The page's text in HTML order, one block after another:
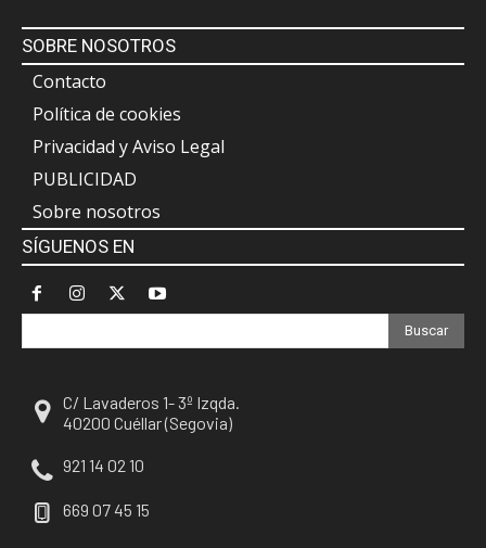
SOBRE NOSOTROS
Contacto
Política de cookies
Privacidad y Aviso Legal
PUBLICIDAD
Sobre nosotros
SÍGUENOS EN
Buscar
C/ Lavaderos 1- 3º Izqda.
40200 Cuéllar (Segovia)
921 14 02 10
669 07 45 15